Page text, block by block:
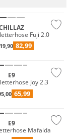
Fuji 2.0
82,99
E9
Joy 2.3
65,99
E9
Mafalda